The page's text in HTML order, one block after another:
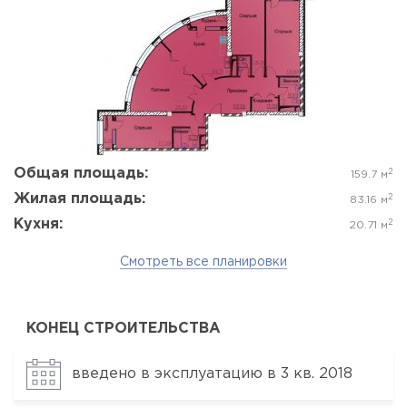
Общая площадь: 159.7 м 2
Жилая площадь: 83.16 м 2
Кухня: 20.71 м 2
Смотреть все планировки
КОНЕЦ СТРОИТЕЛЬСТВА
введено в эксплуатацию в 3 кв. 2018